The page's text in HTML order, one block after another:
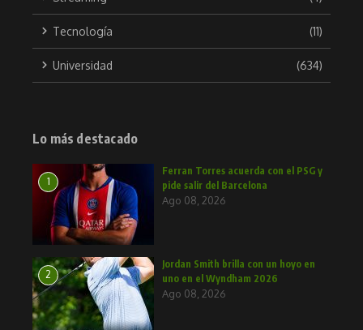
Tecnología (11)
Universidad (634)
Lo más destacado
1
Ferran Torres acuerda con el PSG y
pide salir del Barcelona
Ago 08, 2026
2
Jordan Smith brilla con un hoyo en
uno en el Wyndham 2026
Ago 08, 2026